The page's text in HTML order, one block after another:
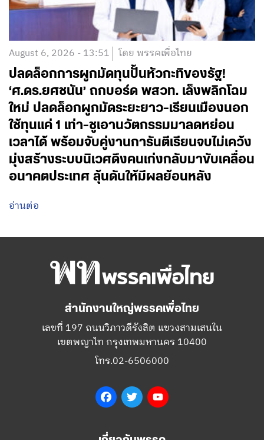
August 6, 2026 - 13:51 โดย พรรคเพื่อไทย
ปลดล็อกการผูกมัดทุนปั้นหัวกะทิของรัฐ!
‘ศ.ดร.ยศชนัน’ ถกบอร์ด พสวท. เล็งพลิกโฉม
ใหม่ ปลดล็อกผูกมัดระยะยาว-เรียนเมืองนอก
ใช้ทุนแค่ 1 เท่า-ชูเอานวัตกรรมมาลดหย่อน
เวลาได้ พร้อมจับคู่งานการันตีเรียนจบไม่เคว้ง
มุ่งสร้างระบบนิเวศดึงคนเก่งกลับมาขับเคลื่อน
อนาคตประเทศ ลุ้นดันให้มีผลย้อนหลัง
อ่านต่อ
สำนักงานใหญ่พรรคเพื่อไทย
เลขที่ 197 ถนนวิภาวดีรังสิต แขวงสามเสนใน
เขตพญาไท กรุงเทพมหานคร 10400
โทร.02-6506000
FacebookTwitter